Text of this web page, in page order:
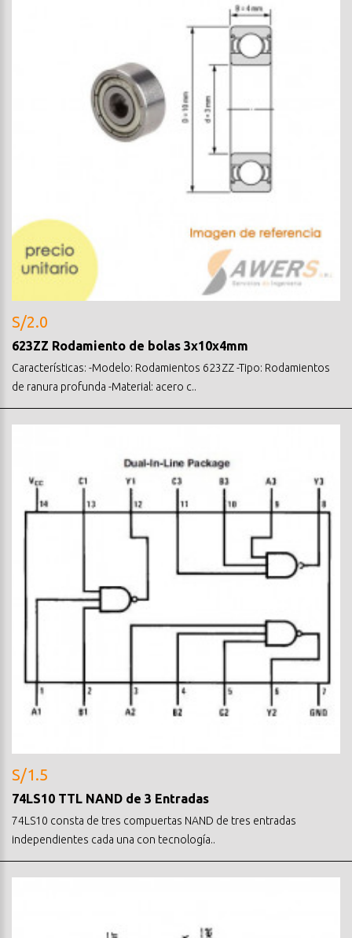
S/2.0
623ZZ Rodamiento de bolas 3x10x4mm
Características: -Modelo: Rodamientos 623ZZ -Tipo: Rodamientos
de ranura profunda -Material: acero c..
S/1.5
74LS10 TTL NAND de 3 Entradas
74LS10 consta de tres compuertas NAND de tres entradas
independientes cada una con tecnología..